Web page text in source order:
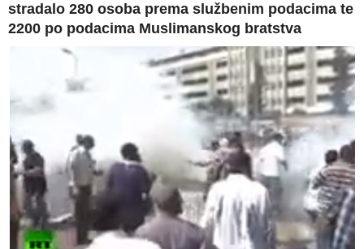
stradalo 280 osoba prema službenim podacima te
2200 po podacima Muslimanskog bratstva